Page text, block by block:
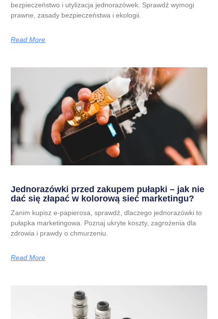
bezpieczeństwo i utylizacja jednorazówek. Sprawdź wymogi
prawne, zasady bezpieczeństwa i ekologii.
Read More
Jednorazówki przed zakupem pułapki – jak nie
dać się złapać w kolorową sieć marketingu?
Zanim kupisz e-papierosa, sprawdź, dlaczego jednorazówki to
pułapka marketingowa. Poznaj ukryte koszty, zagrożenia dla
zdrowia i prawdy o chmurzeniu.
Read More